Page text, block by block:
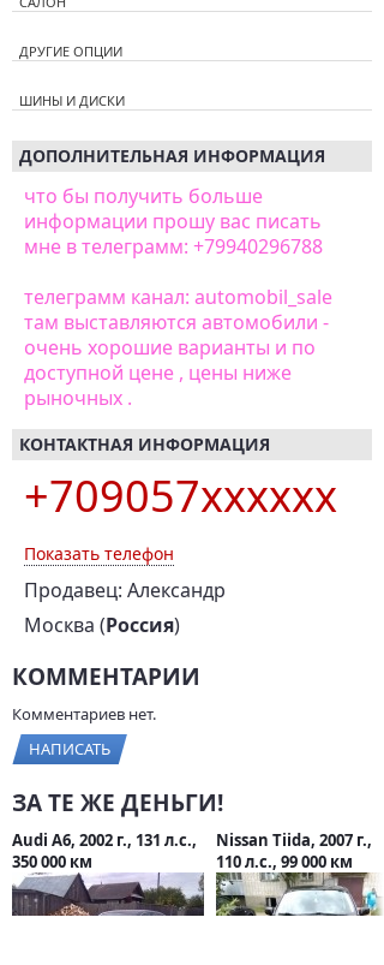
ДРУГИЕ ОПЦИИ
ШИНЫ И ДИСКИ
ДОПОЛНИТЕЛЬНАЯ ИНФОРМАЦИЯ
что бы получить больше
информации прошу вас писать
мне в тeлeгpaмм: +79940296788
тe­­л­e­­гpa­­мм кa­­н­a­­л­­: automobil_sale
там выставляются автомобили -
очень хорошие варианты и по
доступной цене , цены ниже
рыночных .
КОНТАКТНАЯ ИНФОРМАЦИЯ
+709057xxxxxx
Показать телефон
Продавец: Александр
Москва (Россия)
КОММЕНТАРИИ
Комментариев нет.
НАПИСАТЬ
ЗА ТЕ ЖЕ ДЕНЬГИ!
Audi A6, 2002 г., 131 л.с.,
350 000 км
Nissan Tiida, 2007 г.,
110 л.с., 99 000 км